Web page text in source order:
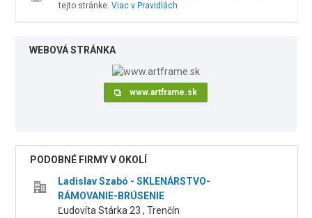
tejto stránke. Viac v Pravidlách
WEBOVÁ STRÁNKA
www.artframe.sk
PODOBNÉ FIRMY V OKOLÍ
Ladislav Szabó - SKLENÁRSTVO-
RÁMOVANIE-BRÚSENIE
Ľudovíta Stárka 23 , Trenčín